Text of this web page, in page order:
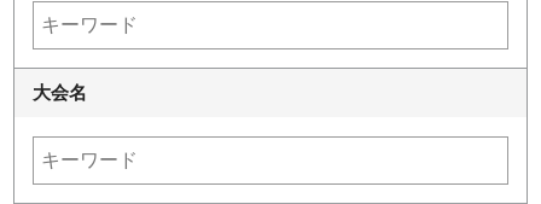
大会名